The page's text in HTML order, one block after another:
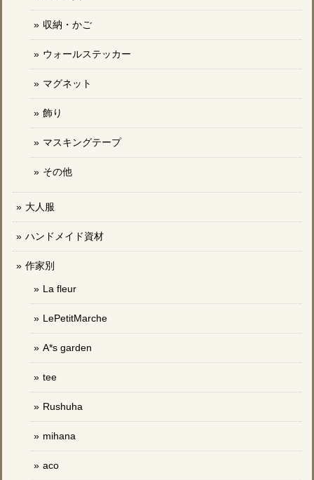
収納・かご
ウォールステッカー
マグネット
飾り
マスキングテープ
その他
大人服
ハンドメイド資材
作家別
La fleur
LePetitMarche
A*s garden
tee
Rushuha
mihana
aco